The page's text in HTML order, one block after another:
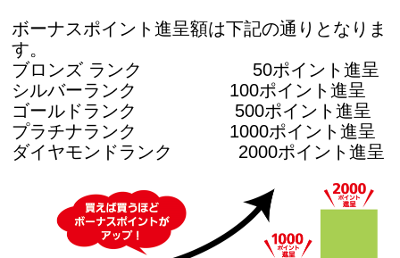
ボーナスポイント進呈額は下記の通りとなりま
す。
ブロンズ ランク 50ポイント進呈
シルバーランク 100ポイント進呈
ゴールドランク
500ポイント進呈
プラチナランク 1000ポイント進呈
ダイヤモンドランク 2000ポイント進呈